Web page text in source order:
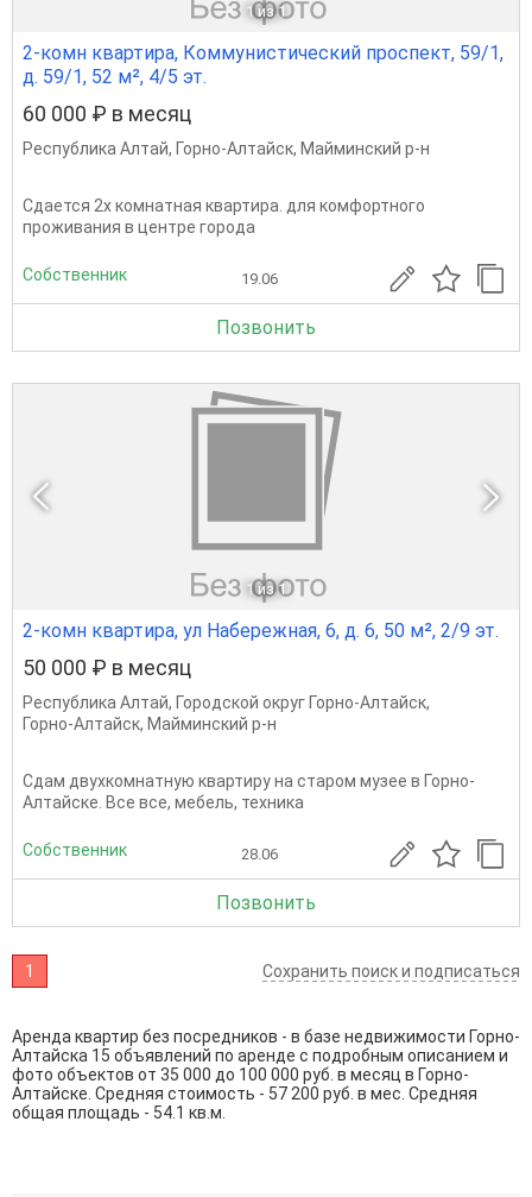
1 из 1
2-комн квартира, Коммунистический проспект, 59/1,
д. 59/1, 52 м², 4/5 эт.
60 000 ₽ в месяц
Республика Алтай, Горно-Алтайск, Майминский р-н
Сдается 2х комнатная квартира. для комфортного
проживания в центре города
Собственник 19.06
Позвонить
1 из 1
2-комн квартира, ул Набережная, 6, д. 6, 50 м², 2/9 эт.
50 000 ₽ в месяц
Республика Алтай, Городской округ Горно-Алтайск,
Горно-Алтайск, Майминский р-н
Сдам двухкомнатную квартиру на старом музее в Горно-
Алтайске. Все все, мебель, техника
Собственник 28.06
Позвонить
1 Сохранить поиск и подписаться
Аренда квартир без посредников - в базе недвижимости Горно-
Алтайска 15 объявлений по аренде с подробным описанием и
фото объектов от 35 000 до 100 000 руб. в месяц в Горно-
Алтайске. Средняя стоимость - 57 200 руб. в мес. Средняя
общая площадь - 54.1 кв.м.